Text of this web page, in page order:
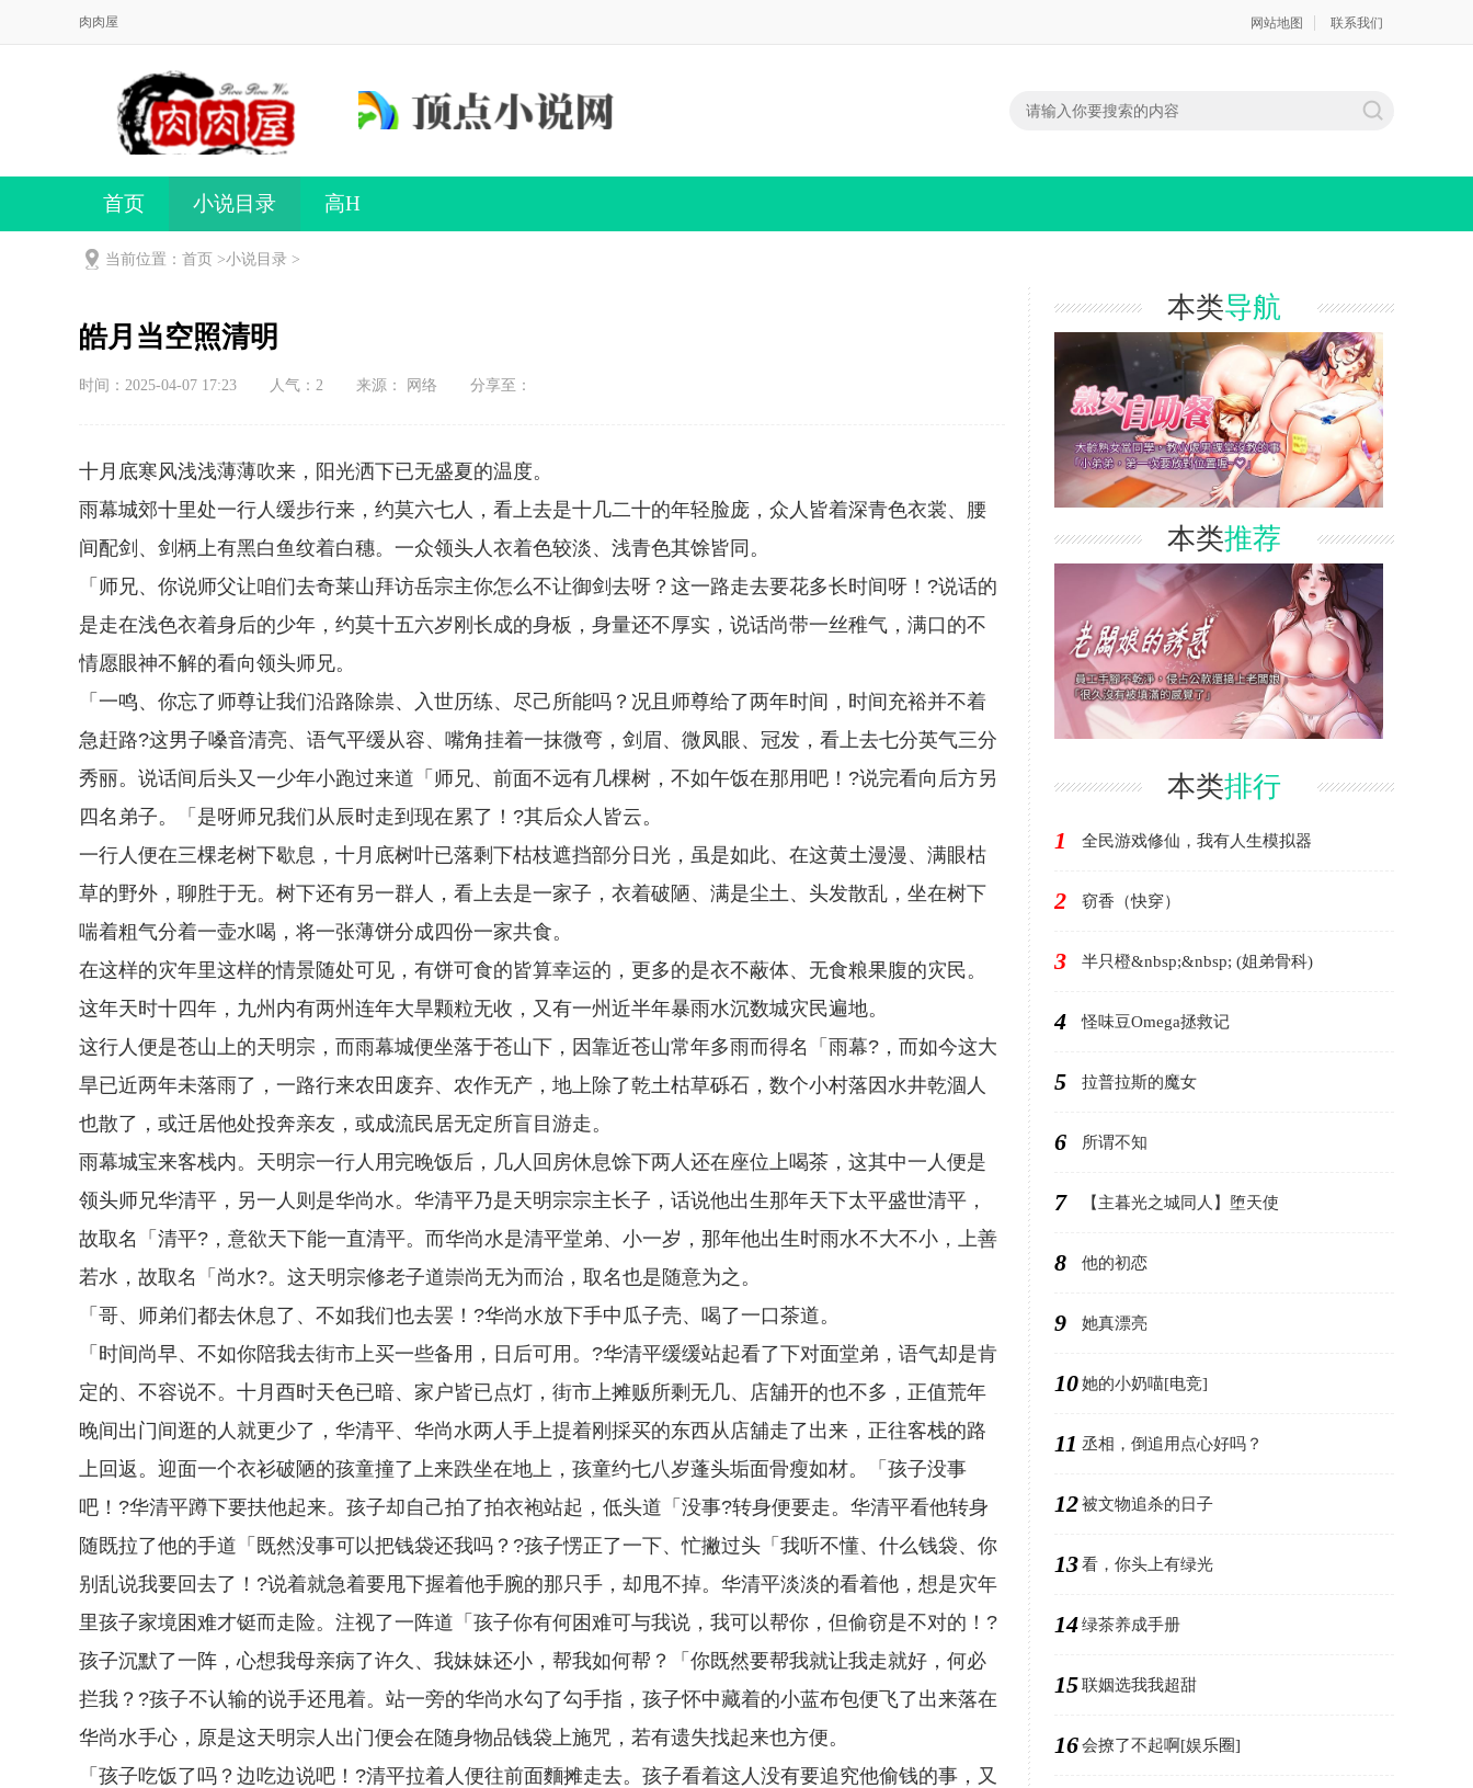
肉肉屋 网站地图 联系我们
首页 小说目录 高H
当前位置：首页 >小说目录 >
皓月当空照清明
时间：2025-04-07 17:23 人气： 2 来源： 网络 分享至：
十月底寒风浅浅薄薄吹来，阳光洒下已无盛夏的温度。
雨幕城郊十里处一行人缓步行来，约莫六七人，看上去是十几二十的年轻脸庞，众人皆着深青色衣裳、腰
间配剑、剑柄上有黑白鱼纹着白穗。一众领头人衣着色较淡、浅青色其馀皆同。
「师兄、你说师父让咱们去奇莱山拜访岳宗主你怎么不让御剑去呀？这一路走去要花多长时间呀！?说话的
是走在浅色衣着身后的少年，约莫十五六岁刚长成的身板，身量还不厚实，说话尚带一丝稚气，满口的不
情愿眼神不解的看向领头师兄。
「一鸣、你忘了师尊让我们沿路除祟、入世历练、尽己所能吗？况且师尊给了两年时间，时间充裕并不着
急赶路?这男子嗓音清亮、语气平缓从容、嘴角挂着一抹微弯，剑眉、微凤眼、冠发，看上去七分英气三分
秀丽。说话间后头又一少年小跑过来道「师兄、前面不远有几棵树，不如午饭在那用吧！?说完看向后方另
四名弟子。「是呀师兄我们从辰时走到现在累了！?其后众人皆云。
一行人便在三棵老树下歇息，十月底树叶已落剩下枯枝遮挡部分日光，虽是如此、在这黄土漫漫、满眼枯
草的野外，聊胜于无。树下还有另一群人，看上去是一家子，衣着破陋、满是尘土、头发散乱，坐在树下
喘着粗气分着一壶水喝，将一张薄饼分成四份一家共食。
在这样的灾年里这样的情景随处可见，有饼可食的皆算幸运的，更多的是衣不蔽体、无食粮果腹的灾民。
这年天时十四年，九州内有两州连年大旱颗粒无收，又有一州近半年暴雨水沉数城灾民遍地。
这行人便是苍山上的天明宗，而雨幕城便坐落于苍山下，因靠近苍山常年多雨而得名「雨幕?，而如今这大
旱已近两年未落雨了，一路行来农田废弃、农作无产，地上除了乾土枯草砾石，数个小村落因水井乾涸人
也散了，或迁居他处投奔亲友，或成流民居无定所盲目游走。
雨幕城宝来客栈内。天明宗一行人用完晚饭后，几人回房休息馀下两人还在座位上喝茶，这其中一人便是
领头师兄华清平，另一人则是华尚水。华清平乃是天明宗宗主长子，话说他出生那年天下太平盛世清平，
故取名「清平?，意欲天下能一直清平。而华尚水是清平堂弟、小一岁，那年他出生时雨水不大不小，上善
若水，故取名「尚水?。这天明宗修老子道崇尚无为而治，取名也是随意为之。
「哥、师弟们都去休息了、不如我们也去罢！?华尚水放下手中瓜子壳、喝了一口茶道。
「时间尚早、不如你陪我去街市上买一些备用，日后可用。?华清平缓缓站起看了下对面堂弟，语气却是肯
定的、不容说不。十月酉时天色已暗、家户皆已点灯，街市上摊贩所剩无几、店舖开的也不多，正值荒年
晚间出门间逛的人就更少了，华清平、华尚水两人手上提着刚採买的东西从店舖走了出来，正往客栈的路
上回返。迎面一个衣衫破陋的孩童撞了上来跌坐在地上，孩童约七八岁蓬头垢面骨瘦如材。「孩子没事
吧！?华清平蹲下要扶他起来。孩子却自己拍了拍衣袍站起，低头道「没事?转身便要走。华清平看他转身
随既拉了他的手道「既然没事可以把钱袋还我吗？?孩子愣正了一下、忙撇过头「我听不懂、什么钱袋、你
别乱说我要回去了！?说着就急着要甩下握着他手腕的那只手，却甩不掉。华清平淡淡的看着他，想是灾年
里孩子家境困难才铤而走险。注视了一阵道「孩子你有何困难可与我说，我可以帮你，但偷窃是不对的！?
孩子沉默了一阵，心想我母亲病了许久、我妹妹还小，帮我如何帮？「你既然要帮我就让我走就好，何必
拦我？?孩子不认输的说手还甩着。站一旁的华尚水勾了勾手指，孩子怀中藏着的小蓝布包便飞了出来落在
华尚水手心，原是这天明宗人出门便会在随身物品钱袋上施咒，若有遗失找起来也方便。
「孩子吃饭了吗？边吃边说吧！?清平拉着人便往前面麵摊走去。孩子看着这人没有要追究他偷钱的事，又
本类导航
本类推荐
本类排行
1 全民游戏修仙，我有人生模拟器
2 窃香（快穿）
3 半只橙&nbsp;&nbsp; (姐弟骨科)
4 怪味豆Omega拯救记
5 拉普拉斯的魔女
6 所谓不知
7 【主暮光之城同人】堕天使
8 他的初恋
9 她真漂亮
10她的小奶喵[电竞]
11 丞相，倒追用点心好吗？
12被文物追杀的日子
13看，你头上有绿光
14绿茶养成手册
15联姻选我我超甜
16会撩了不起啊[娱乐圈]